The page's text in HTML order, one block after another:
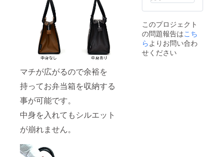
マチが広がるので余裕を
持ってお弁当箱を収納する
事が可能です。
中身を入れてもシルエット
が崩れません。
す。
風合い
る為、
色合い
が変わ
りま
す。
このプロジェクト
の問題報告はこち
ら よりお問い合わ
せください